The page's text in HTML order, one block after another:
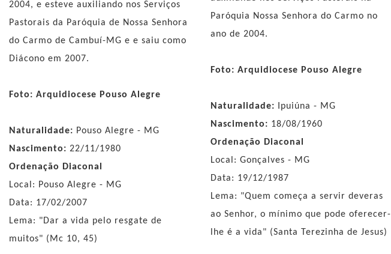
2004, e esteve auxiliando nos Serviços
Pastorais da Paróquia de Nossa Senhora
do Carmo de Cambuí-MG e e saiu como
Diácono em 2007.
Foto: Arquidiocese Pouso Alegre
Naturalidade: Pouso Alegre - MG
Nascimento: 22/11/1980
Ordenação Diaconal
Local: Pouso Alegre - MG
Data: 17/02/2007
Lema: "Dar a vida pelo resgate de
muitos" (Mc 10, 45)
Paróquia Nossa Senhora do Carmo no
ano de 2004.
Foto: Arquidiocese Pouso Alegre
Naturalidade:
Ipuiúna - MG
Nascimento: 18/08/1960
Ordenação Diaconal
Local: Gonçalves - MG
Data: 19/12/1987
Lema: "Quem começa a servir deveras
ao Senhor, o mínimo que pode oferecer-
lhe é a vida" (Santa Terezinha de Jesus)